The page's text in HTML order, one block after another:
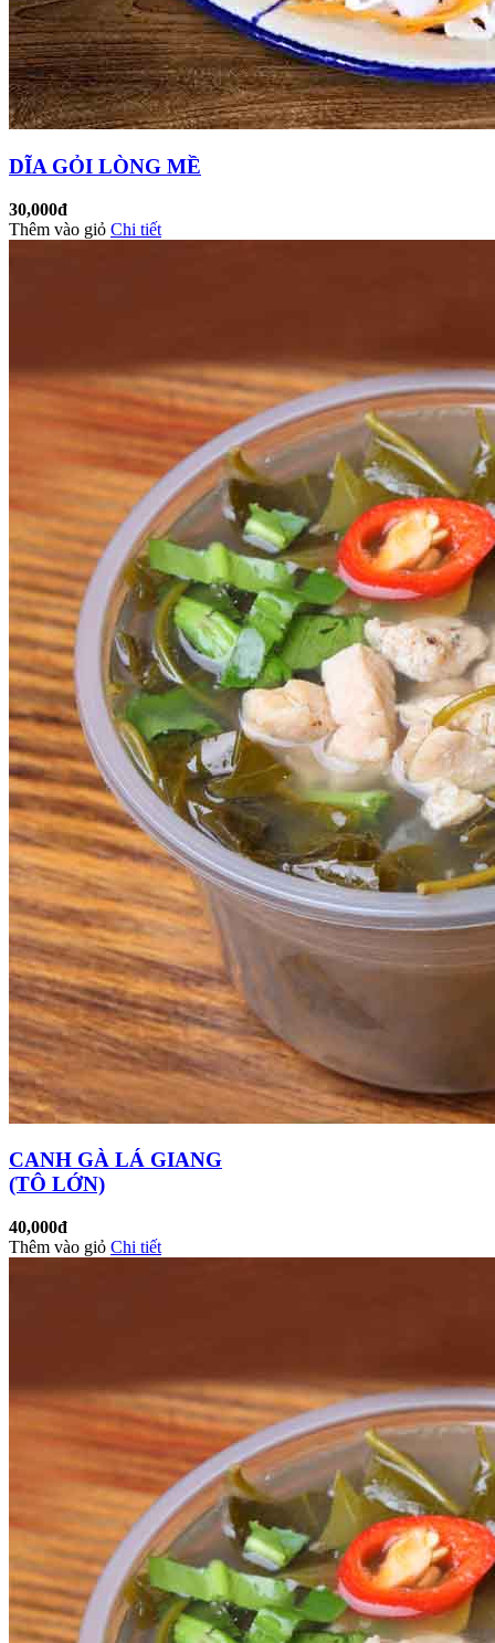
DĨA GỎI LÒNG MỀ
30,000đ
Thêm vào giỏ Chi tiết
CANH GÀ LÁ GIANG
(TÔ LỚN)
40,000đ
Thêm vào giỏ Chi tiết